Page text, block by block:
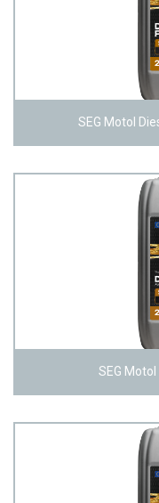
SEG Motol
SEG